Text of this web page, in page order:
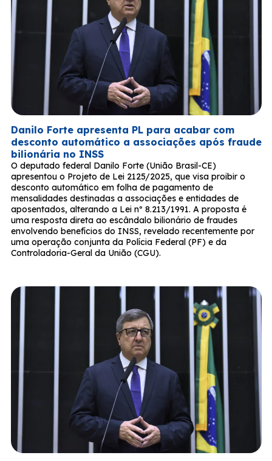
Danilo Forte apresenta PL para acabar com
desconto automático a associações após fraude
bilionária no INSS
O deputado federal Danilo Forte (União Brasil-CE)
apresentou o Projeto de Lei 2125/2025, que visa proibir o
desconto automático em folha de pagamento de
mensalidades destinadas a associações e entidades de
aposentados, alterando a Lei nº 8.213/1991. A proposta é
uma resposta direta ao escândalo bilionário de fraudes
envolvendo benefícios do INSS, revelado recentemente por
uma operação conjunta da Polícia Federal (PF) e da
Controladoria-Geral da União (CGU).